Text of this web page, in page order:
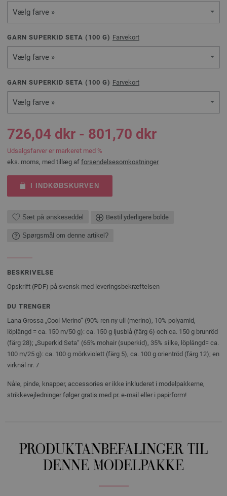
Vælg farve »
GARN SUPERKID SETA ( 100 G) Farvekort
Vælg farve »
GARN SUPERKID SETA ( 100 G) Farvekort
Vælg farve »
726,04 dkr - 801,70 dkr
Udsalgsfarver er markeret med %
eks. moms, med tillæg af forsendelsesomkostninger
I INDKØBSKURVEN
Sæt på ønskeseddel Bestil yderligere bolde
Spørgsmål om denne artikel?
BESKRIVELSE
Opskrift (PDF) på svensk med leveringsbekræftelsen
DU TRENGER
Lana Grossa „Cool Merino“ (90% ren ny ull (merino), 10% polyamid,
löplängd = ca. 150 m/50 g): ca. 150 g ljusblå (färg 6) och ca. 150 g brunröd
(färg 28); „Superkid Seta“ (65% mohair (superkid), 35% silke, löplängd= ca.
100 m/25 g): ca. 100 g mörkviolett (färg 5), ca. 100 g orientröd (färg 12); en
virknål nr. 7
Nåle, pinde, knapper, accessories er ikke inkluderet i modelpakkerne,
strikkevejledninger følger gratis med pr. e-mail eller i papirform!
PRODUKTANBEFALINGER TIL
DENNE MODELPAKKE